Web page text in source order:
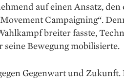
auf einen Ansatz, den
Campaigning“.
breiter fasste,
Bewegung mobilisierte.
Gegenwart und Zukunft.